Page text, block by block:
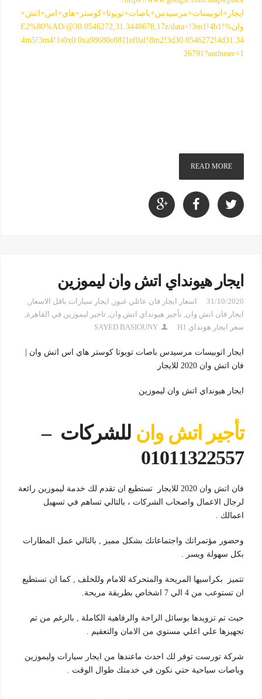
ايجار+اتوبيسات+مرسيدس+باصات+تويوتا+كوستر+هاي+اس+اتش+
وان%E2%80%AD/@30.0546272,31.3448678,17z/data=!3m1!4b1!
4m5!3m4!1s0x0:0xa98680e8811ef0af!8m2!3d30.0546272!4d31.34
26791?authuser=1
READ MORE
ايجار هيونداي اتش وان ليموزين
31/10/2020 اسعار ايجار فان عائلي غبور , ايجار سيارات باقل الاسعار ,
ايجار فان اتش وان, تأجير هيونداي اتش وان, تاجير ليموزين في القاهرة,
سعر ايجار هونداي H1
SAYED BASIOUNY
ايجار اتوبيسات مرسيدس باصات تويوتا كوستر هاي اس اتش وان |
فان اتش وان 2020 للايجار
ايجار هيونداي اتش وان ليموزين
تأجير اتش وان للشركات –
01011322557
فان اتش وان 2020 للايجار تستطيع ان تقدم لك خدمة ليموزين رائعة
لرجال الاعمال واصحاب الشركات ، بالتالي تساهم في تسهيل
اعمالك .
وحضور مؤتمراتك واجتماعاتك بشكل مميز , بالتالي عمل المطارات
بكل سهولة ويسر .
تتميز بكراسيها المريحة والمتحركة للامام وللخلف , كما ان تستطيع
ان تستوعب من 4 الي 7 اشخاص بطريقة مريحة.
حيث تم تزويدها بوسائل الراحة والرفاهية الكاملة , بالرغم من تم
تجهيزها علي اعلي مستوي من الامان والتعقيم .
شركة تورست توفر لك احدث ماعندها من ايجار سيارات وليموزين
وباصات سياحية حتي نكون في خدمتك طوال الوقت .